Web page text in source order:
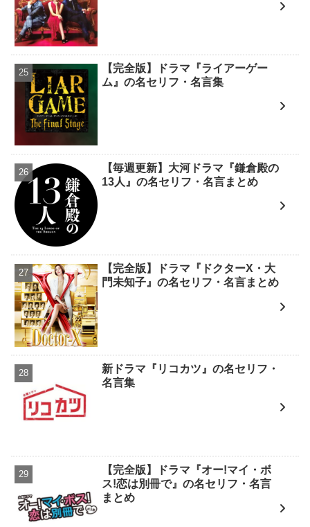
【完全版】ドラマ『ライアーゲー
ム』の名セリフ・名言集
【毎週更新】大河ドラマ『鎌倉殿の
13人』の名セリフ・名言まとめ
【完全版】ドラマ『ドクターX・大
門未知子』の名セリフ・名言まとめ
新ドラマ『リコカツ』の名セリフ・
名言集
【完全版】ドラマ『オー!マイ・ボ
ス!恋は別冊で』の名セリフ・名言
まとめ